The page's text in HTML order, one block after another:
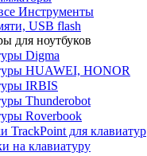
Инструменты
USB flash
для ноутбуков
Digma
HUAWEI, HONOR
IRBIS
Thunderobot
Roverbook
TrackPoint для клавиатур
на клавиатуру